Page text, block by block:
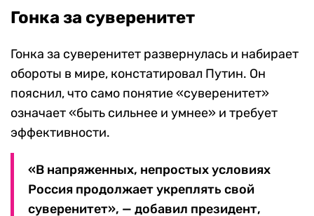
Гонка за суверенитет
Гонка за суверенитет развернулась и набирает
обороты в мире, констатировал Путин. Он
пояснил, что само понятие «суверенитет»
означает «быть сильнее и умнее» и требует
эффективности.
«В напряженных, непростых условиях
Россия продолжает укреплять свой
суверенитет», — добавил президент,